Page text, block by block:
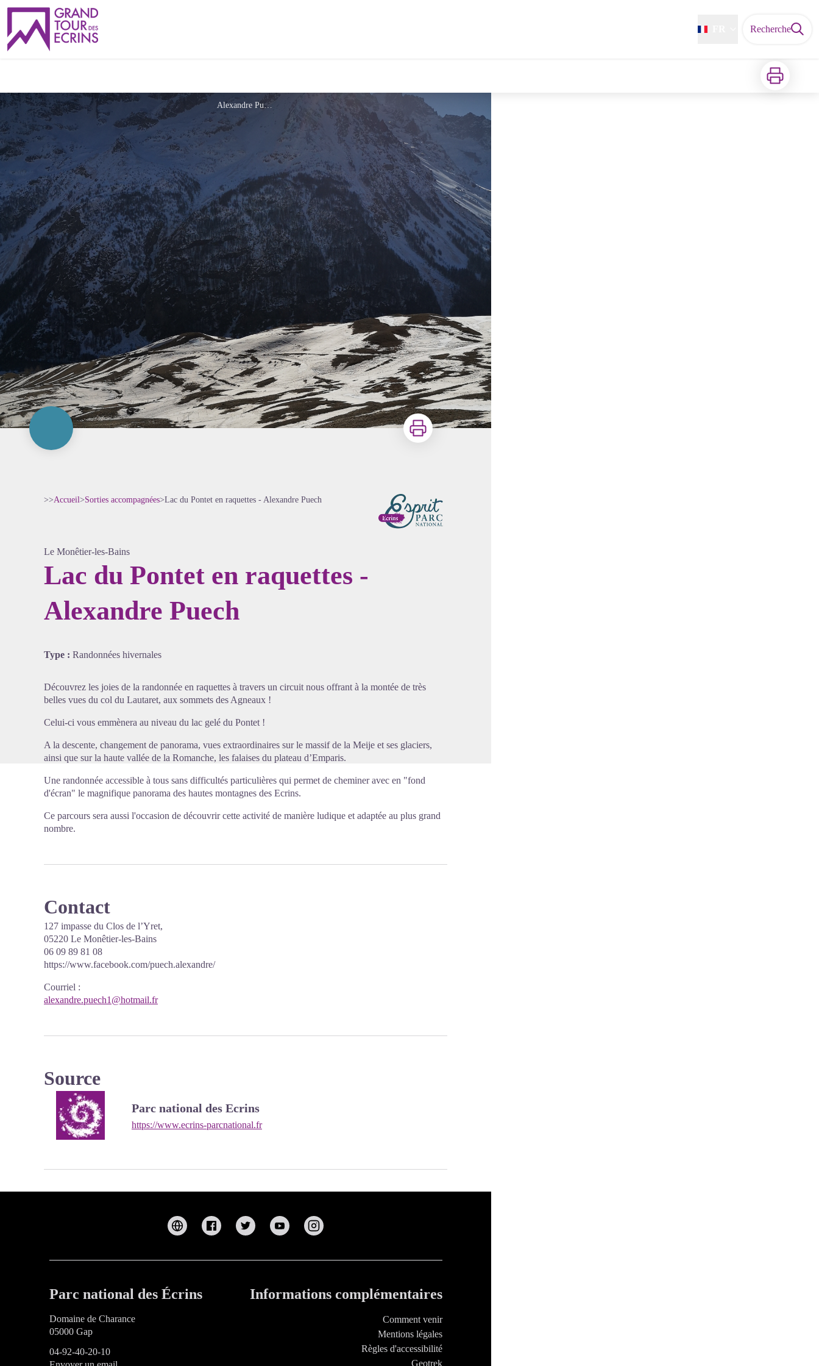
Recherche
Imprimer
Alexandre Puech
Imprimer
>>Accueil>Sorties accompagnées>Lac du Pontet en raquettes - Alexandre Puech
Le Monêtier-les-Bains
Lac du Pontet en raquettes -
Alexandre Puech
Type : Randonnées hivernales
Découvrez les joies de la randonnée en raquettes à travers un circuit nous offrant à la montée de très
belles vues du col du Lautaret, aux sommets des Agneaux !
Celui-ci vous emmènera au niveau du lac gelé du Pontet !
A la descente, changement de panorama, vues extraordinaires sur le massif de la Meije et ses glaciers,
ainsi que sur la haute vallée de la Romanche, les falaises du plateau d’Emparis.
Une randonnée accessible à tous sans difficultés particulières qui permet de cheminer avec en "fond
d'écran" le magnifique panorama des hautes montagnes des Ecrins.
Ce parcours sera aussi l'occasion de découvrir cette activité de manière ludique et adaptée au plus grand
nombre.
Contact
127 impasse du Clos de l’Yret,
05220 Le Monêtier-les-Bains
06 09 89 81 08
https://www.facebook.com/puech.alexandre/
Courriel :
alexandre.puech1@hotmail.fr
Source
Parc national des Ecrins
https://www.ecrins-parcnational.fr
Parc national des Écrins
Domaine de Charance
05000 Gap
04-92-40-20-10
Informations complémentaires
Comment venir
Mentions légales
Règles d'accessibilité
Geotrek